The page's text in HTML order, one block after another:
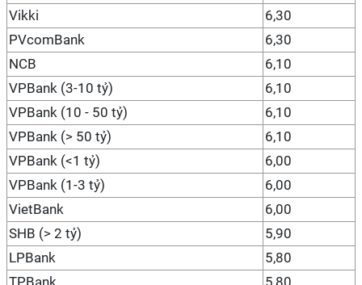
Vikki
6,30
PVcomBank
6,30
NCB
6,10
VPBank (3-10 tỷ)
6,10
VPBank (10 - 50 tỷ)
6,10
VPBank (> 50 tỷ)
6,10
VPBank (<1 tỷ)
6,00
VPBank (1-3 tỷ)
6,00
VietBank
6,00
SHB (> 2 tỷ)
5,90
LPBank
5,80
TPBank
5,80